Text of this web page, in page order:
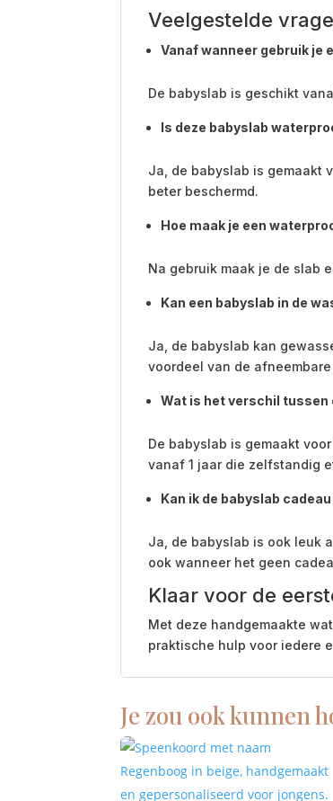
Veelgestelde
Vanaf wanneer gebruik je
De babyslab is geschikt
Is deze babyslab
Ja, de babyslab is gemaakt
beter beschermd.
Hoe maak je een
Na gebruik maak je de slab
Kan een babyslab in de
Ja, de babyslab kan
voordeel van de
Wat is het verschil tussen
De babyslab is gemaakt
vanaf 1 jaar die zelfstandig
Kan ik de babyslab
Ja, de babyslab is ook leuk
ook wanneer het geen
Klaar voor de
Met deze handgemaakte
praktische hulp voor iedere
Je zou ook kunnen